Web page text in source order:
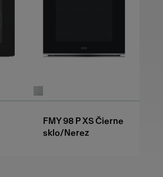
FMY 98 P XS Čierne
sklo/Nerez